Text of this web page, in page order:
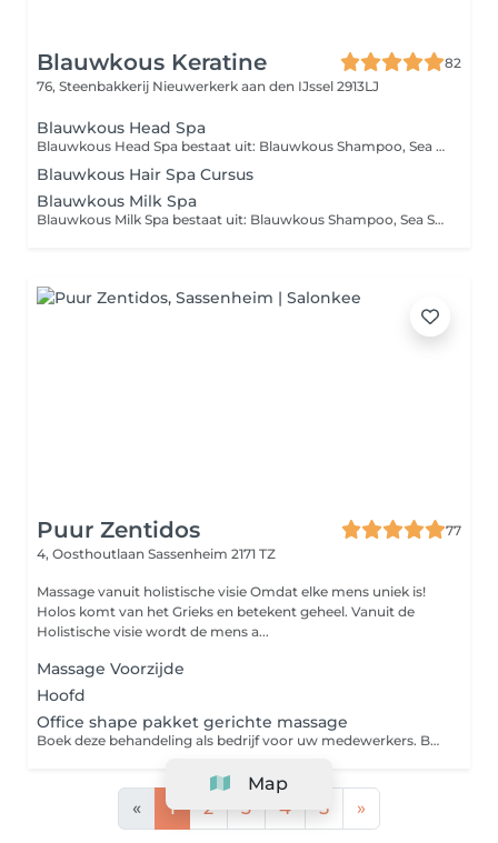
Blauwkous Keratine
82
76, Steenbakkerij Nieuwerkerk aan den IJssel 2913LJ
Blauwkous Head Spa
Blauwkous Head Spa bestaat uit: Blauwkous Shampoo, Sea Salt Shampoo, Detox Modder, Blauwkous Hair Tonic, Blauwkous Botox, Blauwkous Hair Growing Serum, stoomcabine voor haar en gezicht met Koreaans skincare masker! Verwen jezelf en je haar!
Blauwkous Hair Spa Cursus
Blauwkous Milk Spa
Blauwkous Milk Spa bestaat uit: Blauwkous Shampoo, Sea Salt Shampoo, Detox Modder, Blauwkous Hair Tonic, Blauwkous Milk, Blauwkous Botox, Blauwkous Hair Growing Serum, stoomcabine voor haar en gezicht met Koreaans skincare masker! Verwen jezelf en je haar!
Puur Zentidos
77
4, Oosthoutlaan Sassenheim 2171 TZ
Massage vanuit holistische visie Omdat elke mens uniek is!
Holos komt van het Grieks en betekent geheel. Vanuit de
Holistische visie wordt de mens a...
Massage Voorzijde
Hoofd
Office shape pakket gerichte massage
Boek deze behandeling als bedrijf voor uw medewerkers. Behandeling worden niet in rekening gebracht maar maandelijks gefactureerd. De minimale afname is 4 massages per maand.
« 1 2 3 4 5 »
Map